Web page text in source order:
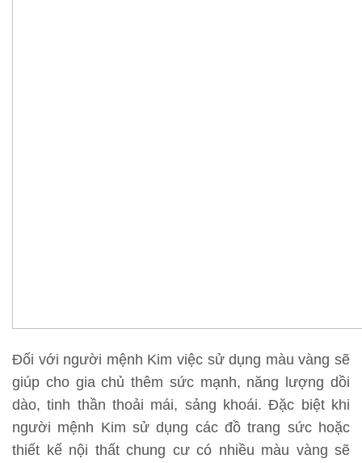
Đối với người mệnh Kim việc sử dụng màu vàng sẽ
giúp cho gia chủ thêm sức mạnh, năng lượng dồi
dào, tinh thần thoải mái, sảng khoái. Đặc biệt khi
người mệnh Kim sử dụng các đồ trang sức hoặc
thiết kế nội thất chung cư có nhiều màu vàng sẽ